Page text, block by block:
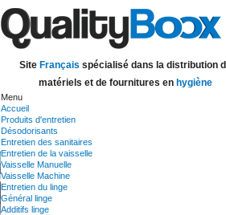
Site Français spécialisé dans la distribution
matériels et de fournitures en hygiène
Menu
Accueil
Produits d'entretien
Désodorisants
Entretien des sanitaires
Entretien de la vaisselle
Vaisselle Manuelle
Vaisselle Machine
Entretien du linge
Général linge
Additifs linge